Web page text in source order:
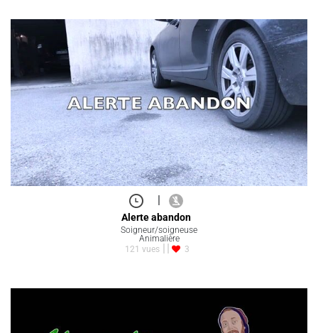
Alerte abandon
Soigneur/soigneuse
Animalière
121 vues
3